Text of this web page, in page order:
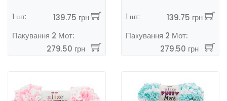
1 шт:
139.75 грн
Пакування 2 Мот:
279.50 грн
1 шт:
139.75 грн
Пакування 2 Мот:
279.50 грн